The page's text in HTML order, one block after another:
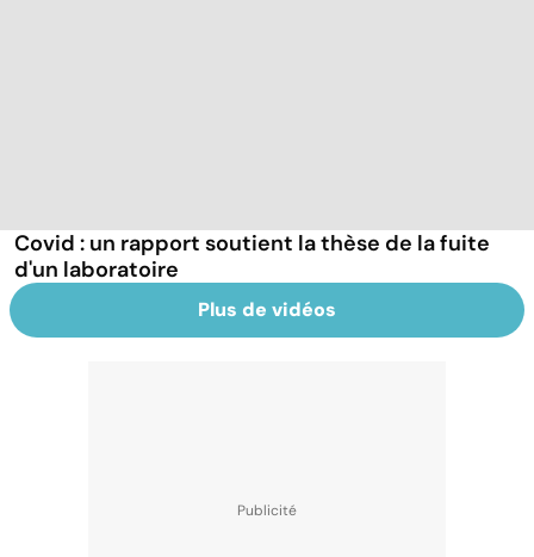
Covid : un rapport soutient la thèse de la fuite
d'un laboratoire
Plus de vidéos